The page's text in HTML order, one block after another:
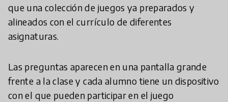
que una colección de juegos ya preparados y
alineados con el currículo de diferentes
asignaturas.
Las preguntas aparecen en una pantalla grande
frente a la clase y cada alumno tiene un dispositivo
con el que pueden participar en el juego